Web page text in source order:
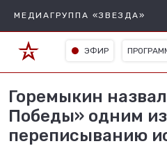
МЕДИАГРУППА «ЗВЕЗДА»
ЭФИР
Горемыкин
Победы» одним
переписыванию